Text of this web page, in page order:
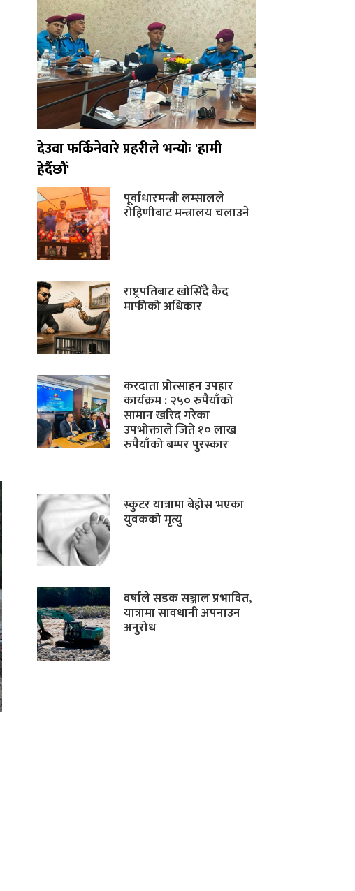
देउवा फर्किनेवारे प्रहरीले भन्योः 'हामी
हेर्दैछौं'
पूर्वाधारमन्त्री लम्सालले
रोहिणीबाट मन्त्रालय चलाउने
राष्ट्रपतिबाट खोसिँदै कैद
माफीको अधिकार
करदाता प्रोत्साहन उपहार
कार्यक्रम : २५० रुपैयाँको
सामान खरिद गरेका
उपभोक्ताले जिते १० लाख
रुपैयाँको बम्पर पुरस्कार
स्कुटर यात्रामा बेहोस भएका
युवकको मृत्यु
वर्षाले सडक सञ्जाल प्रभावित,
यात्रामा सावधानी अपनाउन
अनुरोध